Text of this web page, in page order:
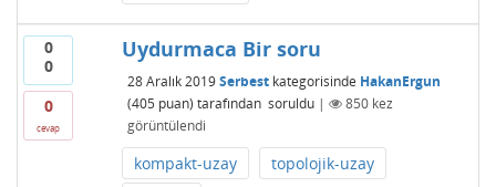
0
0
0
cevap
Uydurmaca Bir soru
28 Aralık 2019 Serbestkategorisinde HakanErgun
(405 puan) tarafından soruldu | 850kez
görüntülendi
kompakt-uzay
topolojik-uzay